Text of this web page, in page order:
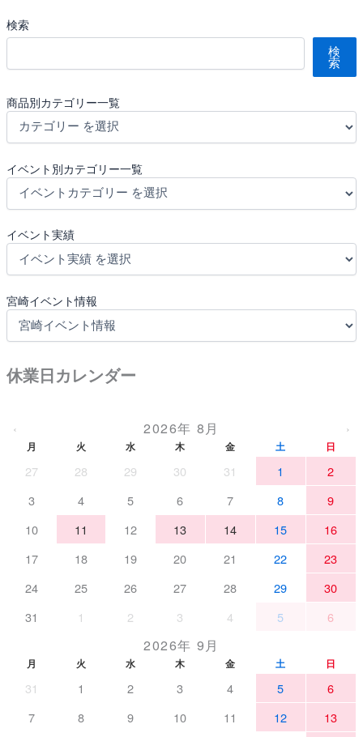
検索
検
索
商品別カテゴリー一覧
イベント別カテゴリー一覧
イベント実績
宮崎イベント情報
休業日カレンダー
‹ 2026年 8月 ›
月 火 水 木 金 土 日
27 28 29 30 31 1
2
3
4 5 6 7 8
9
10
11 12 13 14 15
16
17
18 19 20 21 22
23
24
25 26 27 28 29
30
31
1 2 3 4 5 6
2026年 9月
月 火 水 木 金 土 日
31 1 2 3 4 5
6
7
8 9 10 11 12
13